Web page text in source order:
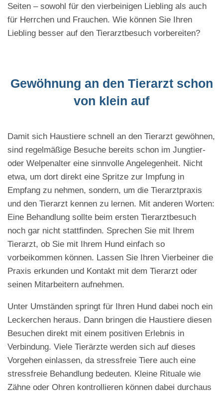
Seiten – sowohl für den vierbeinigen Liebling als auch
für Herrchen und Frauchen. Wie können Sie Ihren
Liebling besser auf den Tierarztbesuch vorbereiten?
Gewöhnung an den Tierarzt schon
von klein auf
Damit sich Haustiere schnell an den Tierarzt gewöhnen,
sind regelmäßige Besuche bereits schon im Jungtier-
oder Welpenalter eine sinnvolle Angelegenheit. Nicht
etwa, um dort direkt eine Spritze zur Impfung in
Empfang zu nehmen, sondern, um die Tierarztpraxis
und den Tierarzt kennen zu lernen. Mit anderen Worten:
Eine Behandlung sollte beim ersten Tierarztbesuch
noch gar nicht stattfinden. Sprechen Sie mit Ihrem
Tierarzt, ob Sie mit Ihrem Hund einfach so
vorbeikommen können. Lassen Sie Ihren Vierbeiner die
Praxis erkunden und Kontakt mit dem Tierarzt oder
seinen Mitarbeitern aufnehmen.
Unter Umständen springt für Ihren Hund dabei noch ein
Leckerchen heraus. Dann bringen die Haustiere diesen
Besuchen direkt mit einem positiven Erlebnis in
Verbindung. Viele Tierärzte werden sich auf dieses
Vorgehen einlassen, da stressfreie Tiere auch eine
stressfreie Behandlung bedeuten. Kleine Rituale wie
Zähne oder Ohren kontrollieren können dabei durchaus